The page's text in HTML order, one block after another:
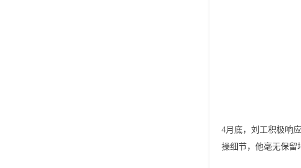
4月底，刘工积极响
操细节，他毫无保留